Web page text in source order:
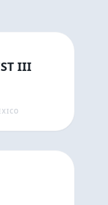
III
9